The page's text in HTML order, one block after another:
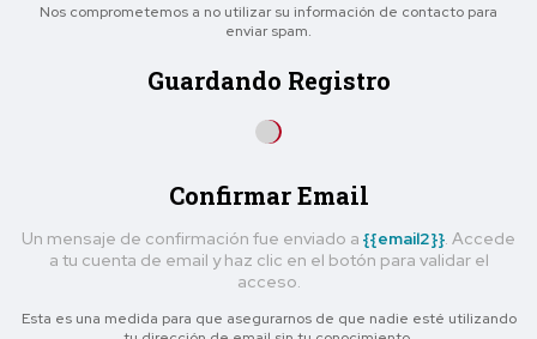
Nos comprometemos a no utilizar su información de contacto para
enviar spam.
Guardando Registro
Confirmar Email
Un mensaje de confirmación fue enviado a {{email2}} . Accede
a tu cuenta de email y haz clic en el botón para validar el
acceso.
Esta es una medida para que asegurarnos de que nadie esté utilizando